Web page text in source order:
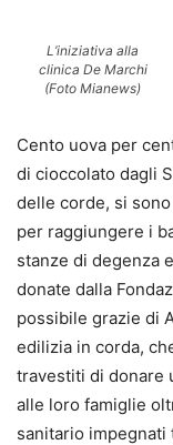
L’iniziativa alla
clinica De Marchi
(Foto Mianews)
Cento uova per
di cioccolato dagli
delle corde, si
per raggiungere i
stanze di degenza
donate dalla
possibile grazie di
edilizia in corda,
travestiti di donare
alle loro famiglie
sanitario